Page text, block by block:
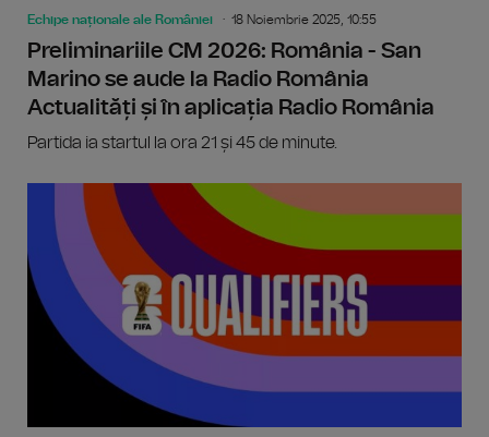
Echipe naționale ale României 18 Noiembrie 2025, 10:55
Preliminariile CM 2026: România - San
Marino se aude la Radio România
Actualități și în aplicația Radio România
Partida ia startul la ora 21 și 45 de minute.